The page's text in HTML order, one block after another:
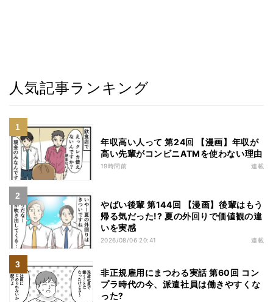
人気記事ランキング
年収高い人って 第24回 【漫画】年収が
高い先輩がコンビニATMを使わない理由
19時間前 連載
やばい後輩 第144回 【漫画】後輩はもう
帰る気だった!? 夏の外回りで価値観の違
いを実感
2026/08/06 20:41 連載
非正規雇用にまつわる実話 第60回 コン
プラ時代の今、派遣社員は働きやすくな
った?